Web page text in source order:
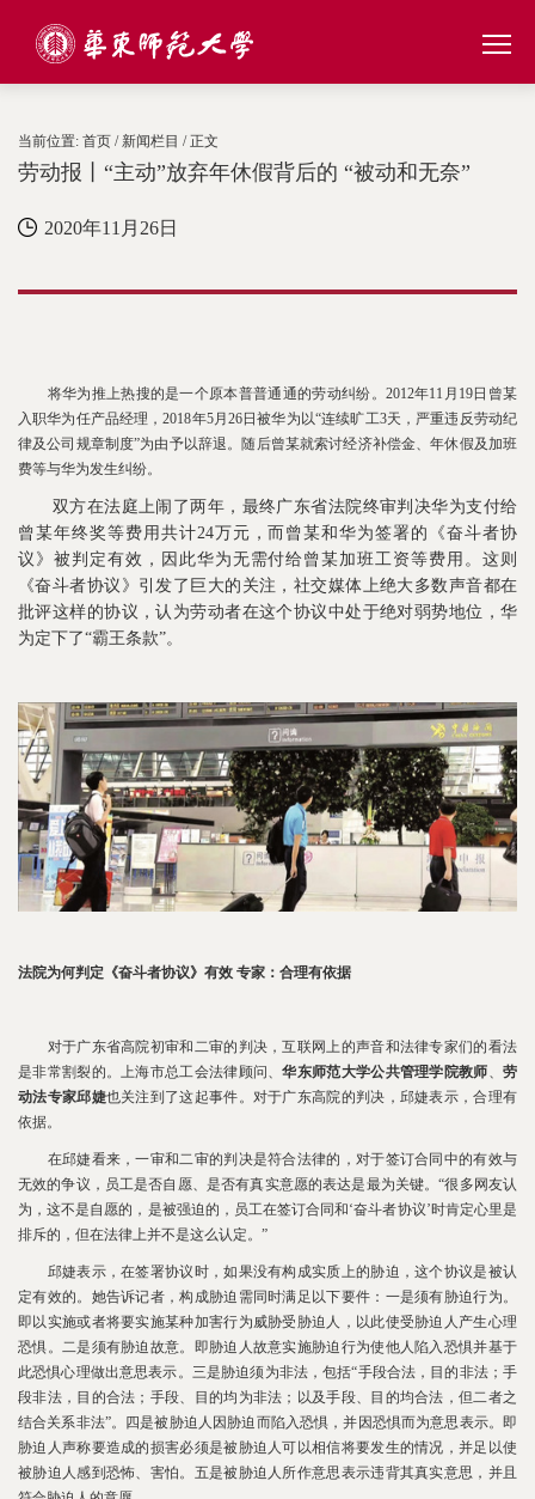
当前位置: 首页 / 新闻栏目 / 正文
劳动报丨“主动”放弃年休假背后的 “被动和无奈”
2020年11月26日
将华为推上热搜的是一个原本普普通通的劳动纠纷。2012年11月19日曾某
入职华为任产品经理，2018年5月26日被华为以“连续旷工3天，严重违反劳动纪
律及公司规章制度”为由予以辞退。随后曾某就索讨经济补偿金、年休假及加班
费等与华为发生纠纷。
双方在法庭上闹了两年，最终广东省法院终审判决华为支付给
曾某年终奖等费用共计24万元，而曾某和华为签署的《奋斗者协
议》被判定有效，因此华为无需付给曾某加班工资等费用。这则
《奋斗者协议》引发了巨大的关注，社交媒体上绝大多数声音都在
批评这样的协议，认为劳动者在这个协议中处于绝对弱势地位，华
为定下了“霸王条款”。
法院为何判定《奋斗者协议》有效 专家：合理有依据
对于广东省高院初审和二审的判决，互联网上的声音和法律专家们的看法
是非常割裂的。上海市总工会法律顾问、华东师范大学公共管理学院教师 、劳
动法专家邱婕也关注到了这起事件。对于广东高院的判决，邱婕表示，合理有
依据。
在邱婕看来，一审和二审的判决是符合法律的，对于签订合同中的有效与
无效的争议，员工是否自愿、是否有真实意愿的表达是最为关键。“很多网友认
为，这不是自愿的，是被强迫的，员工在签订合同和‘奋斗者协议’时肯定心里是
排斥的，但在法律上并不是这么认定。”
邱婕表示，在签署协议时，如果没有构成实质上的胁迫，这个协议是被认
定有效的。她告诉记者，构成胁迫需同时满足以下要件：一是须有胁迫行为。
即以实施或者将要实施某种加害行为威胁受胁迫人，以此使受胁迫人产生心理
恐惧。二是须有胁迫故意。即胁迫人故意实施胁迫行为使他人陷入恐惧并基于
此恐惧心理做出意思表示。三是胁迫须为非法，包括“手段合法，目的非法；手
段非法，目的合法；手段、目的均为非法；以及手段、目的均合法，但二者之
结合关系非法”。四是被胁迫人因胁迫而陷入恐惧，并因恐惧而为意思表示。即
胁迫人声称要造成的损害必须是被胁迫人可以相信将要发生的情况，并足以使
被胁迫人感到恐怖、害怕。五是被胁迫人所作意思表示违背其真实意思，并且